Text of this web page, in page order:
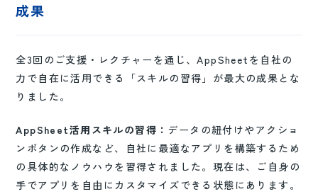
成果
全3回のご支援・レクチャーを通じ、AppSheetを自社の
力で自在に活用できる「スキルの習得」が最大の成果とな
りました。
AppSheet活用スキルの習得： データの紐付けやアクショ
ンボタンの作成など、自社に最適なアプリを構築するため
の具体的なノウハウを習得されました。現在は、ご自身の
手でアプリを自由にカスタマイズできる状態にあります。